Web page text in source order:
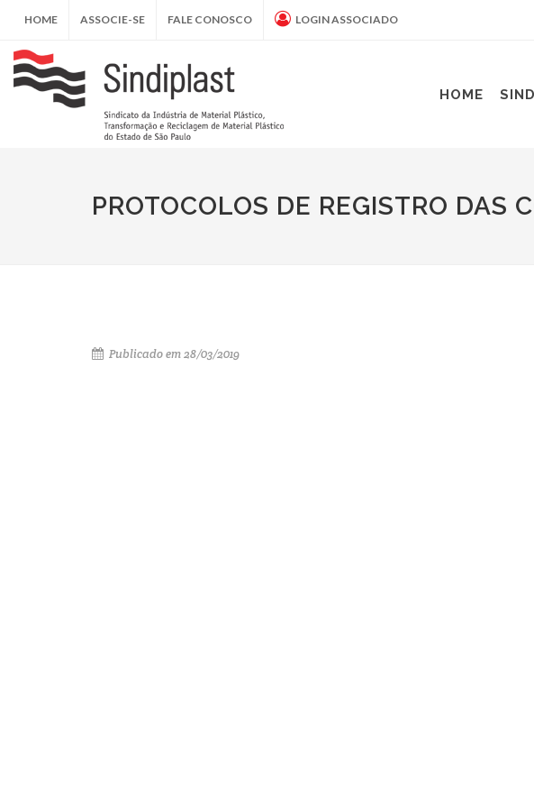
HOME ASSOCIE-SE FALE CONOSCO LOGIN ASSOCIADO
HOME
PROTOCOLOS DE REGISTRO DAS
Publicado em 28/03/2019